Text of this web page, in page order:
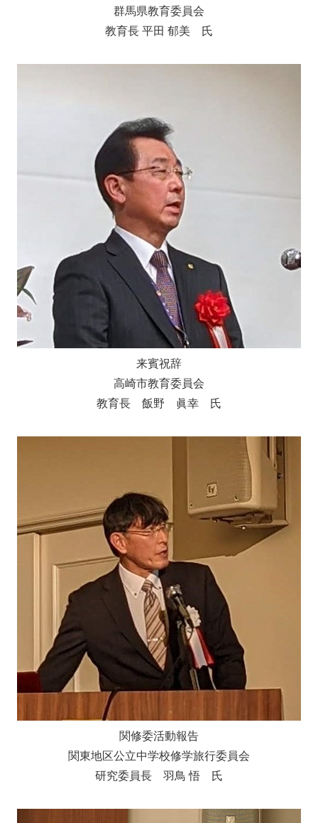
群馬県教育委員会
教育長 平田 郁美 氏
来賓祝辞
高崎市教育委員会
教育長 飯野 眞幸 氏
関修委活動報告
関東地区公立中学校修学旅行委員会
研究委員長 羽鳥 悟 氏